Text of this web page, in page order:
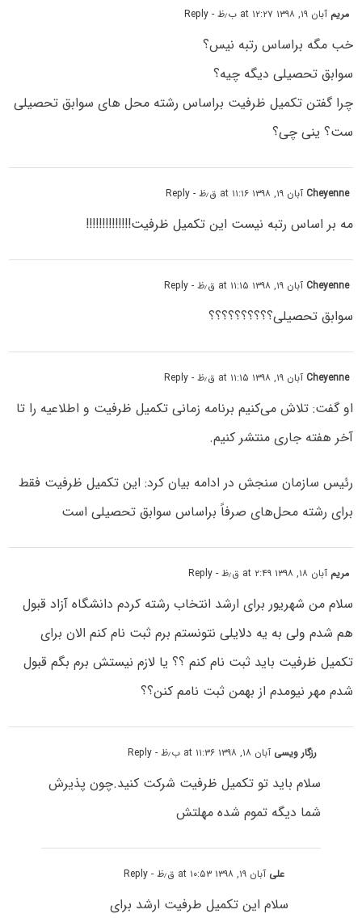
مریم آبان ۱۹, ۱۳۹۸ at ۱۲:۲۷ ب٫ظ - Reply
خب مگه براساس رتبه نیس؟
سوابق تحصیلی دیگه چیه؟
چرا گفتن تکمیل ظرفیت براساس رشته محل های سوابق تحصیلی
ست؟ ینی چی؟
Cheyenne آبان ۱۹, ۱۳۹۸ at ۱۱:۱۶ ق٫ظ - Reply
مه بر اساس رتبه نیست این تکمیل ظرفیت!!!!!!!!!!!!!!
Cheyenne آبان ۱۹, ۱۳۹۸ at ۱۱:۱۵ ق٫ظ - Reply
سوابق تحصیلی؟؟؟؟؟؟؟؟؟؟
Cheyenne آبان ۱۹, ۱۳۹۸ at ۱۱:۱۵ ق٫ظ - Reply
او گفت: تلاش می‌کنیم برنامه زمانی تکمیل ظرفیت و اطلاعیه را تا
آخر هفته جاری منتشر کنیم.
رئیس سازمان سنجش در ادامه بیان کرد: این تکمیل ظرفیت فقط
برای رشته محل‌های صرفاً براساس سوابق تحصیلی است
مریم آبان ۱۸, ۱۳۹۸ at ۲:۴۹ ق٫ظ - Reply
سلام من شهریور برای ارشد انتخاب رشته کردم دانشگاه آزاد قبول
هم شدم ولی به یه دلایلی نتونستم برم ثبت نام کنم الان برای
تکمیل ظرفیت باید ثبت نام کنم ؟؟ یا لازم نیستش برم بگم قبول
شدم مهر نیومدم از بهمن ثبت نامم کنن؟؟
رزگار ویسی آبان ۱۸, ۱۳۹۸ at ۱۱:۳۶ ب٫ظ - Reply
سلام باید تو تکمیل ظرفیت شرکت کنید.چون پذیرش
شما دیگه تموم شده مهلتش
علی آبان ۱۹, ۱۳۹۸ at ۱۰:۵۳ ق٫ظ - Reply
سلام این تکمیل طرفیت ارشد برای